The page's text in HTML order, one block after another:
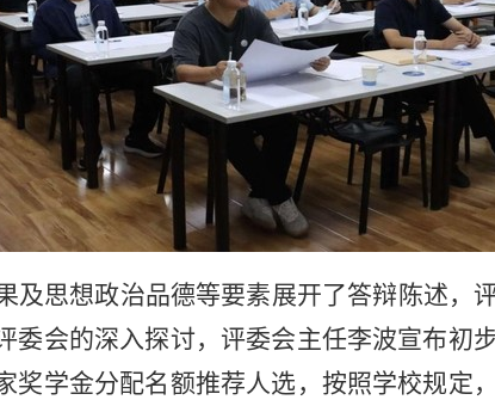
及思想政治品德等要素展开了答辩陈述，
委会的深入探讨，评委会主任李波宣布初
奖学金分配名额推荐人选，按照学校规定